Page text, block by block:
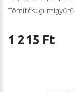
Tömítés: gumigyűrű
1 215 Ft